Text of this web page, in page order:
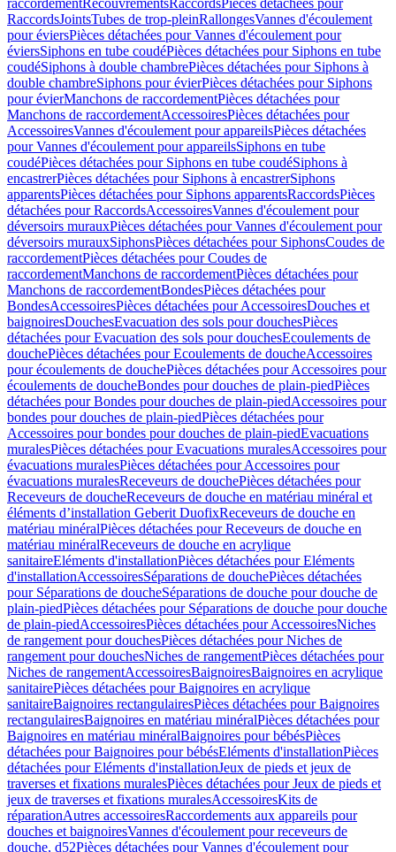
raccordementRecouvrementsRaccordsPièces détachées pour
RaccordsJointsTubes de trop-pleinRallongesVannes d'écoulement
pour éviersPièces détachées pour Vannes d'écoulement pour
éviersSiphons en tube coudéPièces détachées pour Siphons en tube
coudéSiphons à double chambrePièces détachées pour Siphons à
double chambreSiphons pour évierPièces détachées pour Siphons
pour évierManchons de raccordementPièces détachées pour
Manchons de raccordementAccessoiresPièces détachées pour
AccessoiresVannes d'écoulement pour appareilsPièces détachées
pour Vannes d'écoulement pour appareilsSiphons en tube
coudéPièces détachées pour Siphons en tube coudéSiphons à
encastrerPièces détachées pour Siphons à encastrerSiphons
apparentsPièces détachées pour Siphons apparentsRaccordsPièces
détachées pour RaccordsAccessoiresVannes d'écoulement pour
déversoirs murauxPièces détachées pour Vannes d'écoulement pour
déversoirs murauxSiphonsPièces détachées pour SiphonsCoudes de
raccordementPièces détachées pour Coudes de
raccordementManchons de raccordementPièces détachées pour
Manchons de raccordementBondesPièces détachées pour
BondesAccessoiresPièces détachées pour AccessoiresDouches et
baignoiresDouchesEvacuation des sols pour douchesPièces
détachées pour Evacuation des sols pour douchesEcoulements de
douchePièces détachées pour Ecoulements de doucheAccessoires
pour écoulements de douchePièces détachées pour Accessoires pour
écoulements de doucheBondes pour douches de plain-piedPièces
détachées pour Bondes pour douches de plain-piedAccessoires pour
bondes pour douches de plain-piedPièces détachées pour
Accessoires pour bondes pour douches de plain-piedEvacuations
muralesPièces détachées pour Evacuations muralesAccessoires pour
évacuations muralesPièces détachées pour Accessoires pour
évacuations muralesReceveurs de douchePièces détachées pour
Receveurs de doucheReceveurs de douche en matériau minéral et
éléments d’installation Geberit DuofixReceveurs de douche en
matériau minéralPièces détachées pour Receveurs de douche en
matériau minéralReceveurs de douche en acrylique
sanitaireEléments d'installationPièces détachées pour Eléments
d'installationAccessoiresSéparations de douchePièces détachées
pour Séparations de doucheSéparations de douche pour douche de
plain-piedPièces détachées pour Séparations de douche pour douche
de plain-piedAccessoiresPièces détachées pour AccessoiresNiches
de rangement pour douchesPièces détachées pour Niches de
rangement pour douchesNiches de rangementPièces détachées pour
Niches de rangementAccessoiresBaignoiresBaignoires en acrylique
sanitairePièces détachées pour Baignoires en acrylique
sanitaireBaignoires rectangulairesPièces détachées pour Baignoires
rectangulairesBaignoires en matériau minéralPièces détachées pour
Baignoires en matériau minéralBaignoires pour bébésPièces
détachées pour Baignoires pour bébésEléments d'installationPièces
détachées pour Eléments d'installationJeux de pieds et jeux de
traverses et fixations muralesPièces détachées pour Jeux de pieds et
jeux de traverses et fixations muralesAccessoiresKits de
réparationAutres accessoiresRaccordements aux appareils pour
douches et baignoiresVannes d'écoulement pour receveurs de
douche, d52Pièces détachées pour Vannes d'écoulement pour